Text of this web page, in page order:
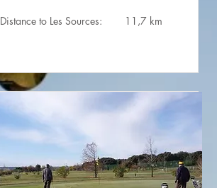
Distance to Les Sources: 11,7 km